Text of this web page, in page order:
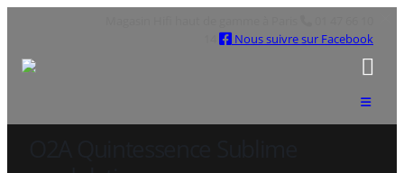
Nous suivre sur Facebook